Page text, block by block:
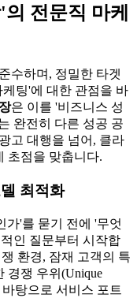
전문직 마케
수하며, 정밀한 타겟
팅'에 대한 관점을 바
은 이를 '비즈니스 성
완전히 다른 성공 공
고 대행을 넘어, 클라
초점을 맞춥니다.
최적화
가'를 묻기 전에 '무엇
인 질문부터 시작합
환경, 잠재 고객의 특
경쟁 우위(Unique
바탕으로 서비스 포트